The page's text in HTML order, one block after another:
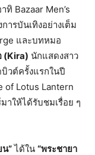
Bazaar Men’s
ารบันเทิงอย่างเต็ม
และบทหมอ
(Kira) นักแสดงสาว
วต์ครั้งแรกในปี
of Lotus Lantern
าให้ได้รับชมเรื่อย ๆ
น”ได้ใน “พระชายา